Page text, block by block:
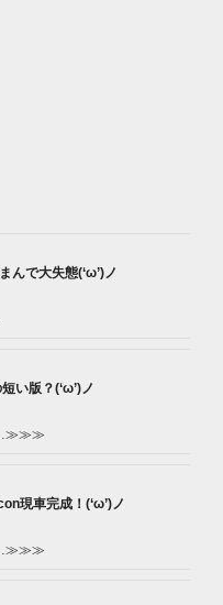
んで大失態(‘ω’)ノ
い版？(‘ω’)ノ
≫≫≫
現車完成！(‘ω’)ノ
≫≫≫